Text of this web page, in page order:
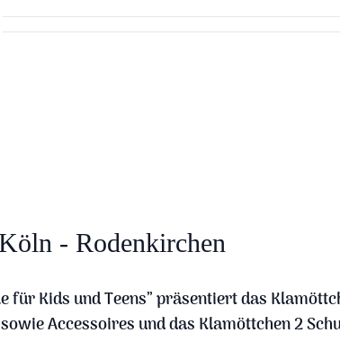
- Rodenkirchen
für Kids und Teens” präsentiert das
Accessoires und das Klamöttchen 2